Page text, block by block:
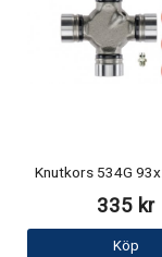
Knutkors 534G
335 kr
Köp